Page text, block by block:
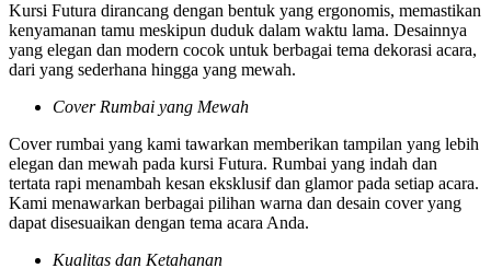
Kursi Futura dirancang dengan bentuk yang ergonomis, memastikan
kenyamanan tamu meskipun duduk dalam waktu lama. Desainnya
yang elegan dan modern cocok untuk berbagai tema dekorasi acara,
dari yang sederhana hingga yang mewah.
Cover Rumbai yang Mewah
Cover rumbai yang kami tawarkan memberikan tampilan yang lebih
elegan dan mewah pada kursi Futura. Rumbai yang indah dan
tertata rapi menambah kesan eksklusif dan glamor pada setiap acara.
Kami menawarkan berbagai pilihan warna dan desain cover yang
dapat disesuaikan dengan tema acara Anda.
Kualitas dan Ketahanan